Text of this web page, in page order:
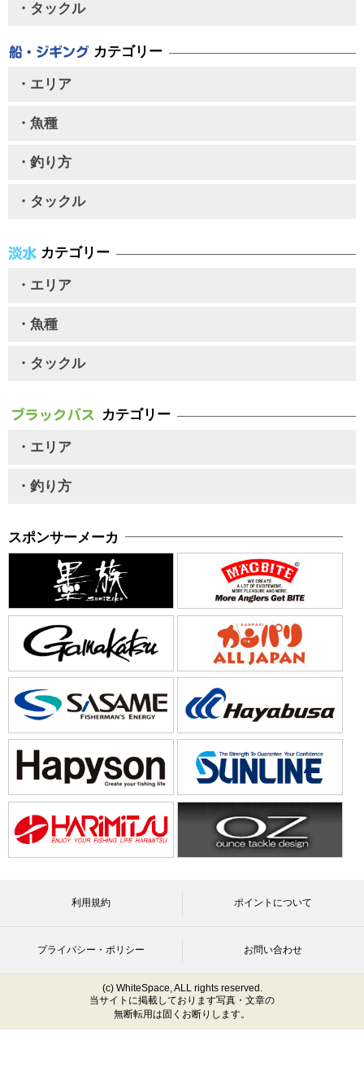
・タックル
カテゴリー
・エリア
・魚種
・釣り方
・タックル
カテゴリー
・エリア
・魚種
・タックル
カテゴリー
・エリア
・釣り方
スポンサーメーカ
利用規約 ポイントについて
プライバシー・ポリシー お問い合わせ
(c) WhiteSpace, ALL rights reserved.
当サイトに掲載しております写真・文章の
無断転用は固くお断りします。